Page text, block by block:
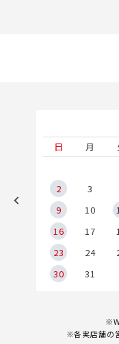
日
月
2
3
9
10
16
17
23
24
30
31
※各実店舗の